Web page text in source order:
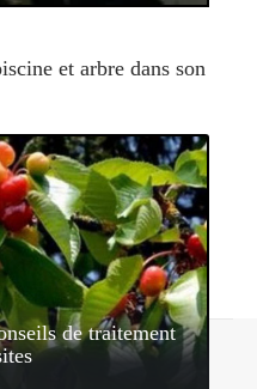
et arbre dans son
de traitement
Sitemap